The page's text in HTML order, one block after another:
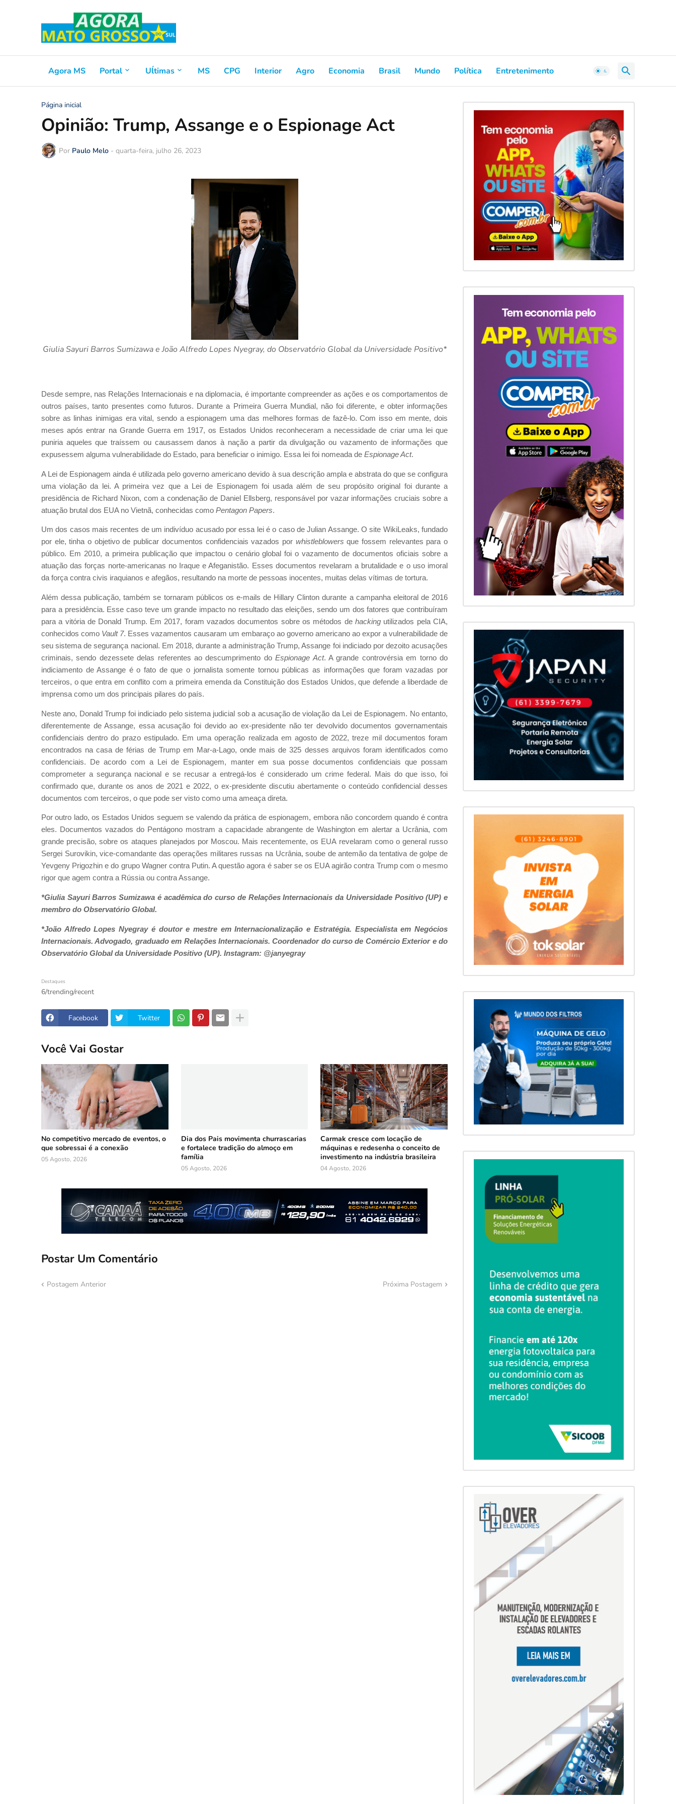
Agora MS Portal Uĺtimas MS CPG Interior Agro Economia Brasil Mundo Política Entretenimento
Página inicial
Opinião: Trump, Assange e o Espionage Act
Por Paulo Melo - quarta-feira, julho 26, 2023
Giulia Sayuri Barros Sumizawa e João Alfredo Lopes Nyegray, do Observatório Global da Universidade Positivo*
Desde sempre, nas Relações Internacionais e na diplomacia, é importante compreender as ações e os comportamentos de
outros países, tanto presentes como futuros. Durante a Primeira Guerra Mundial, não foi diferente, e obter informações
sobre as linhas inimigas era vital, sendo a espionagem uma das melhores formas de fazê-lo. Com isso em mente, dois
meses após entrar na Grande Guerra em 1917, os Estados Unidos reconheceram a necessidade de criar uma lei que
puniria aqueles que traíssem ou causassem danos à nação a partir da divulgação ou vazamento de informações que
expusessem alguma vulnerabilidade do Estado, para beneficiar o inimigo. Essa lei foi nomeada de Espionage Act.
A Lei de Espionagem ainda é utilizada pelo governo americano devido à sua descrição ampla e abstrata do que se configura
uma violação da lei. A primeira vez que a Lei de Espionagem foi usada além de seu propósito original foi durante a
presidência de Richard Nixon, com a condenação de Daniel Ellsberg, responsável por vazar informações cruciais sobre a
atuação brutal dos EUA no Vietnã, conhecidas como Pentagon Papers.
Um dos casos mais recentes de um indivíduo acusado por essa lei é o caso de Julian Assange. O site WikiLeaks, fundado
por ele, tinha o objetivo de publicar documentos confidenciais vazados por whistleblowers que fossem relevantes para o
público. Em 2010, a primeira publicação que impactou o cenário global foi o vazamento de documentos oficiais sobre a
atuação das forças norte-americanas no Iraque e Afeganistão. Esses documentos revelaram a brutalidade e o uso imoral
da força contra civis iraquianos e afegãos, resultando na morte de pessoas inocentes, muitas delas vítimas de tortura.
Além dessa publicação, também se tornaram públicos os e-mails de Hillary Clinton durante a campanha eleitoral de 2016
para a presidência. Esse caso teve um grande impacto no resultado das eleições, sendo um dos fatores que contribuíram
para a vitória de Donald Trump. Em 2017, foram vazados documentos sobre os métodos de hacking utilizados pela CIA,
conhecidos como Vault 7. Esses vazamentos causaram um embaraço ao governo americano ao expor a vulnerabilidade de
seu sistema de segurança nacional. Em 2018, durante a administração Trump, Assange foi indiciado por dezoito acusações
criminais, sendo dezessete delas referentes ao descumprimento doEspionage Act. A grande controvérsia em torno do
indiciamento de Assange é o fato de que o jornalista somente tornou públicas as informações que foram vazadas por
terceiros, o que entra em conflito com a primeira emenda da Constituição dos Estados Unidos, que defende a liberdade de
imprensa como um dos principais pilares do país.
Neste ano, Donald Trump foi indiciado pelo sistema judicial sob a acusação de violação da Lei de Espionagem. No entanto,
diferentemente de Assange, essa acusação foi devido ao ex-presidente não ter devolvido documentos governamentais
confidenciais dentro do prazo estipulado. Em uma operação realizada em agosto de 2022, treze mil documentos foram
encontrados na casa de férias de Trump em Mar-a-Lago, onde mais de 325 desses arquivos foram identificados como
confidenciais. De acordo com a Lei de Espionagem, manter em sua posse documentos confidenciais que possam
comprometer a segurança nacional e se recusar a entregá-los é considerado um crime federal. Mais do que isso, foi
confirmado que, durante os anos de 2021 e 2022, o ex-presidente discutiu abertamente o conteúdo confidencial desses
documentos com terceiros, o que pode ser visto como uma ameaça direta.
Por outro lado, os Estados Unidos seguem se valendo da prática de espionagem, embora não concordem quando é contra
eles. Documentos vazados do Pentágono mostram a capacidade abrangente de Washington em alertar a Ucrânia, com
grande precisão, sobre os ataques planejados por Moscou. Mais recentemente, os EUA revelaram como o general russo
Sergei Surovikin, vice-comandante das operações militares russas na Ucrânia, soube de antemão da tentativa de golpe de
Yevgeny Prigozhin e do grupo Wagner contra Putin. A questão agora é saber se os EUA agirão contra Trump com o mesmo
rigor que agem contra a Rússia ou contra Assange.
*Giulia Sayuri Barros Sumizawa é acadêmica do curso de Relações Internacionais da Universidade Positivo (UP) e
membro do Observatório Global.
*João Alfredo Lopes Nyegray é doutor e mestre em Internacionalização e Estratégia. Especialista em Negócios
Internacionais. Advogado, graduado em Relações Internacionais. Coordenador do curso de Comércio Exterior e do
Observatório Global da Universidade Positivo (UP). Instagram: @janyegray
Destaques
6/trending/recent
Facebook Twitter
Você Vai Gostar
No competitivo mercado de eventos, o
que sobressai é a conexão
05 Agosto, 2026
Dia dos Pais movimenta churrascarias
e fortalece tradição do almoço em
família
05 Agosto, 2026
Carmak cresce com locação de
máquinas e redesenha o conceito de
investimento na indústria brasileira
04 Agosto, 2026
Postar Um Comentário
Postagem Anterior Próxima Postagem